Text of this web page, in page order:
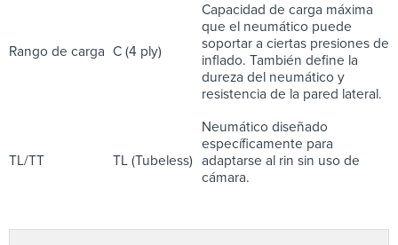
Rango de carga C (4 ply)
Capacidad de carga máxima
que el neumático puede
soportar a ciertas presiones de
inflado. También define la
dureza del neumático y
resistencia de la pared lateral.
TL/TT TL (Tubeless)
Neumático diseñado
específicamente para
adaptarse al rin sin uso de
cámara.